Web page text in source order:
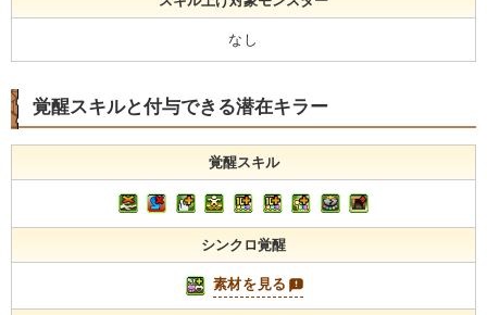
なし
覚醒スキルと付与できる潜在キラー
覚醒スキル
シンクロ覚醒
素材を見る